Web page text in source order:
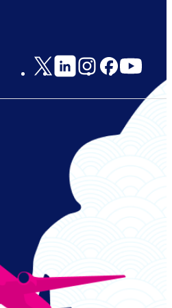
Social